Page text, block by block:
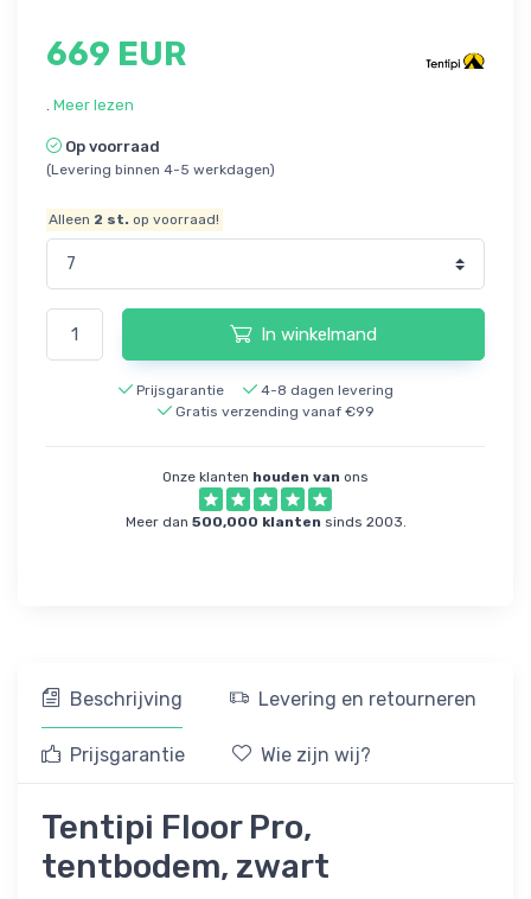
669 EUR
Meer lezen
Op voorraad
(Levering binnen 4-5 werkdagen)
Alleen 2 st. op voorraad!
In winkelmand
Prijsgarantie
4-8 dagen levering
Gratis verzending vanaf €99
Onze klanten houden van ons
Meer dan 500,000 klanten sinds 2003.
Beschrijving Levering en retourneren
Prijsgarantie Wie zijn wij?
Tentipi Floor Pro,
tentbodem, zwart